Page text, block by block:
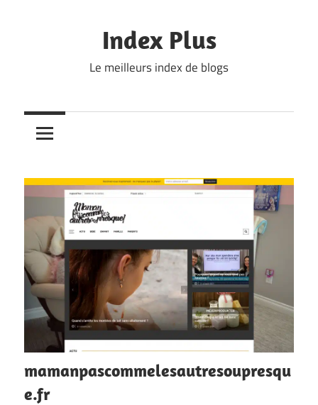
Index Plus
Le meilleurs index de blogs
mamanpascommelesautresoupresqu
e.fr